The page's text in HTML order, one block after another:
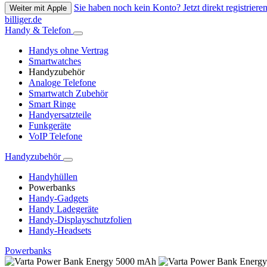
Weiter mit Apple
Sie haben noch kein Konto? Jetzt direkt
billiger.de
Handy & Telefon
Handys ohne Vertrag
Smartwatches
Handyzubehör
Analoge Telefone
Smartwatch Zubehör
Smart Ringe
Handyersatzteile
Funkgeräte
VoIP Telefone
Handyzubehör
Handyhüllen
Powerbanks
Handy-Gadgets
Handy Ladegeräte
Handy-Displayschutzfolien
Handy-Headsets
Powerbanks